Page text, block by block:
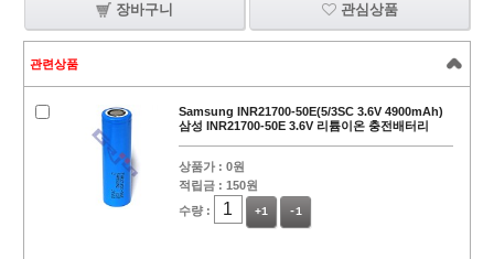
장바구니 관심상품
관련상품
Samsung INR21700-50E(5/3SC 3.6V 4900mAh)
삼성 INR21700-50E 3.6V 리튬이온 충전배터리
상품가 : 0원
적립금 : 150원
수량 :
+1 -1